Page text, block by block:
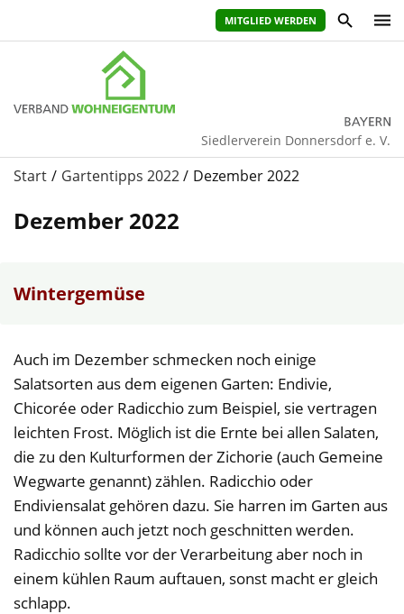
MITGLIED WERDEN
Siedlerverein Donnersdorf e. V.
Start Gartentipps 2022 Dezember 2022
Dezember 2022
Wintergemüse
Auch im Dezember schmecken noch einige
Salatsorten aus dem eigenen Garten: Endivie,
Chicorée oder Radicchio zum Beispiel, sie vertragen
leichten Frost. Möglich ist die Ernte bei allen Salaten,
die zu den Kulturformen der Zichorie (auch Gemeine
Wegwarte genannt) zählen. Radicchio oder
Endiviensalat gehören dazu. Sie harren im Garten aus
und können auch jetzt noch geschnitten werden.
Radicchio sollte vor der Verarbeitung aber noch in
einem kühlen Raum auftauen, sonst macht er gleich
schlapp.